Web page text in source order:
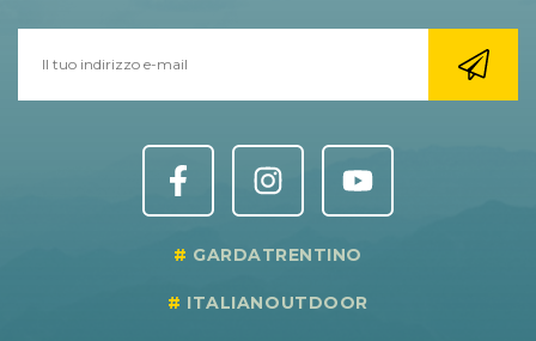
GARDATRENTINO
ITALIANOUTDOOR